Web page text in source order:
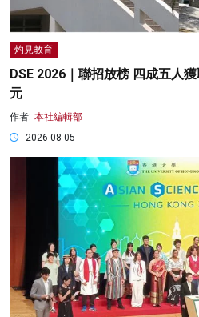
灼見教育
DSE 2026｜聯招放榜 四成五人
元
作者: 本社編輯部
2026-08-05